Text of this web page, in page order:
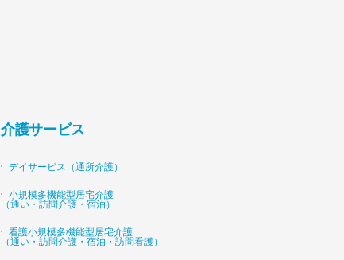
介護サービス
デイサービス（通所介護）
小規模多機能型居宅介護
（通い・訪問介護・宿泊）
看護小規模多機能型居宅介護
（通い・訪問介護・宿泊・訪問看護）